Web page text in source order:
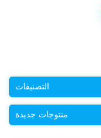
التصنيفات
منتوجات جديدة